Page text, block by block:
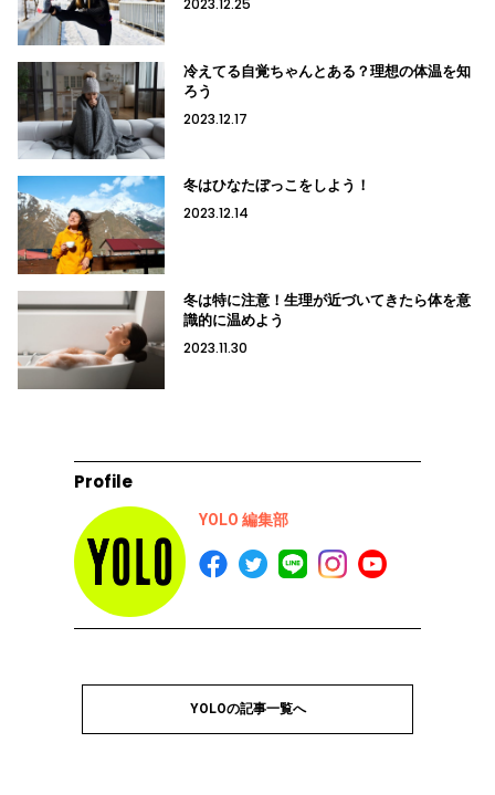
2023.12.25
冷えてる自覚ちゃんとある？理想の体温を知
ろう
2023.12.17
冬はひなたぼっこをしよう！
2023.12.14
冬は特に注意！生理が近づいてきたら体を意
識的に温めよう
2023.11.30
Profile
YOLO 編集部
YOLOの記事一覧へ